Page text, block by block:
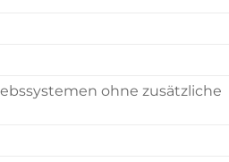
ohne zusätzliche